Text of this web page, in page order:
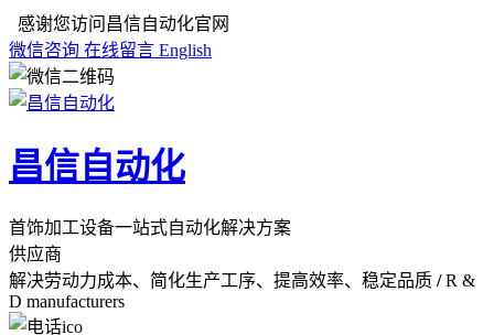
感谢您访问昌信自动化官网
微信咨询 在线留言 English
昌信自动化
首饰加工设备一站式自动化解决方案
供应商
解决劳动力成本、简化生产工序、提高效率、稳定品质 / R &
D manufacturers